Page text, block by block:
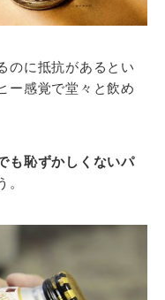
のに抵抗があるとい
ー感覚で堂々と飲め
も恥ずかしくないパ
。